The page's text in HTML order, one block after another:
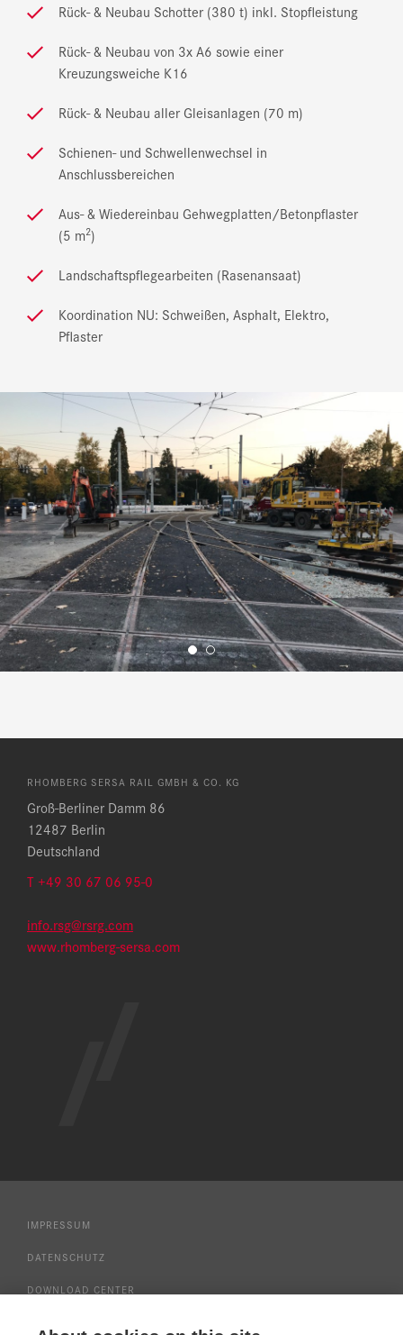
Rück- & Neubau Schotter (380 t) inkl. Stopfleistung
Rück- & Neubau von 3x A6 sowie einer
Kreuzungsweiche K16
Rück- & Neubau aller Gleisanlagen (70 m)
Schienen- und Schwellenwechsel in
Anschlussbereichen
Aus- & Wiedereinbau Gehwegplatten/Betonpflaster
(5 m2)
Landschaftspflegearbeiten (Rasenansaat)
Koordination NU: Schweißen, Asphalt, Elektro,
Pflaster
RHOMBERG SERSA RAIL GMBH & CO. KG
Groß-Berliner Damm 86
12487 Berlin
Deutschland
T+49 30 67 06 95-0
info.rsg@rsrg.com
www.rhomberg-sersa.com
IMPRESSUM
DATENSCHUTZ
DOWNLOAD CENTER